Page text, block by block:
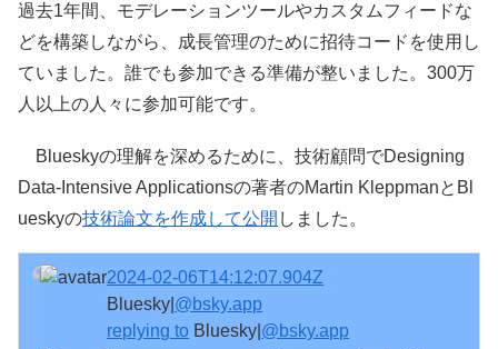
過去1年間、モデレーションツールやカスタムフィードな
どを構築しながら、成長管理のために招待コードを使用し
ていました。誰でも参加できる準備が整いました。300万
人以上の人々に参加可能です。
Blueskyの理解を深めるために、技術顧問でDesigning
Data-Intensive Applicationsの著者のMartin KleppmanとBl
ueskyの技術論文を作成して公開 しました。
2024-02-06T14:12:07.904Z
Bluesky| @bsky.app
replying to Bluesky| @bsky.app